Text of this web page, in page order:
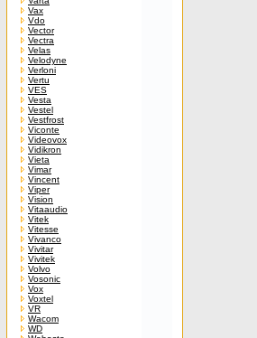
Vax
Vdo
Vector
Vectra
Velas
Velodyne
Verloni
Vertu
VES
Vesta
Vestel
Vestfrost
Viconte
Videovox
Vidikron
Vieta
Vimar
Vincent
Viper
Vision
Vitaaudio
Vitek
Vitesse
Vivanco
Vivitar
Vivitek
Volvo
Vosonic
Vox
Voxtel
VR
Wacom
WD